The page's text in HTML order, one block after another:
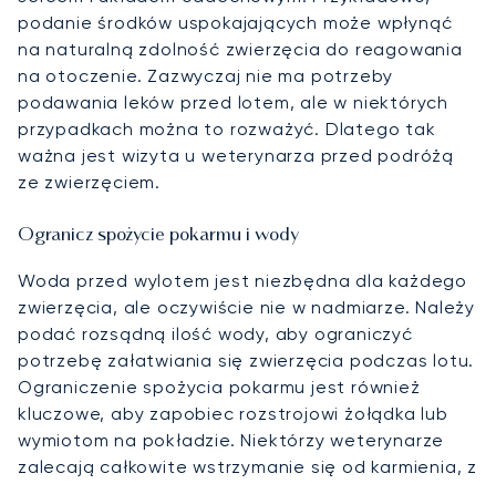
podanie środków uspokajających może wpłynąć
na naturalną zdolność zwierzęcia do reagowania
na otoczenie. Zazwyczaj nie ma potrzeby
podawania leków przed lotem, ale w niektórych
przypadkach można to rozważyć. Dlatego tak
ważna jest wizyta u weterynarza przed podróżą
ze zwierzęciem.
Ogranicz spożycie pokarmu i wody
Woda przed wylotem jest niezbędna dla każdego
zwierzęcia, ale oczywiście nie w nadmiarze. Należy
podać rozsądną ilość wody, aby ograniczyć
potrzebę załatwiania się zwierzęcia podczas lotu.
Ograniczenie spożycia pokarmu jest również
kluczowe, aby zapobiec rozstrojowi żołądka lub
wymiotom na pokładzie. Niektórzy weterynarze
zalecają całkowite wstrzymanie się od karmienia, z